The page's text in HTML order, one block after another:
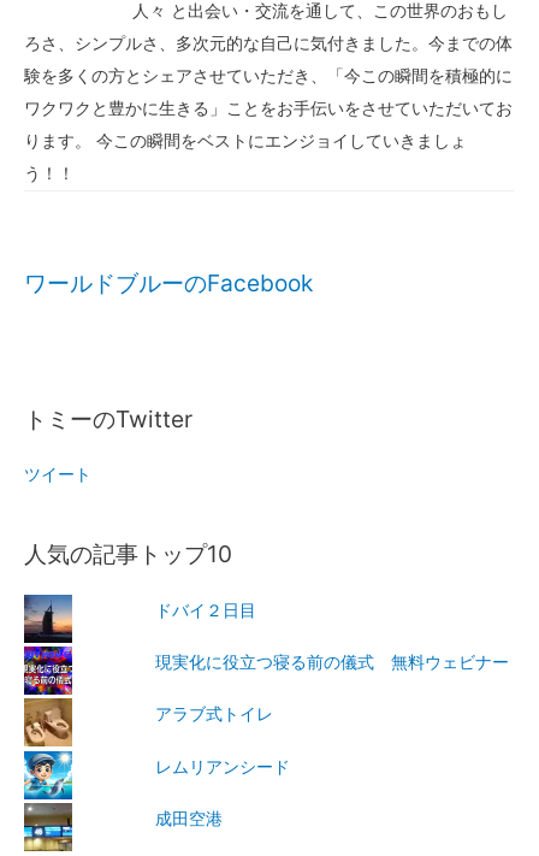
人々 と出会い・交流を通して、この世界のおもし
ろさ、シンプルさ、多次元的な自己に気付きました。今までの体
験を多くの方とシェアさせていただき、「今この瞬間を積極的に
ワクワクと豊かに生きる」ことをお手伝いをさせていただいてお
ります。 今この瞬間をベストにエンジョイしていきましょ
う！！
ワールドブルーのFacebook
トミーのTwitter
ツイート
人気の記事トップ10
ドバイ２日目
現実化に役立つ寝る前の儀式 無料ウェビナー
アラブ式トイレ
レムリアンシード
成田空港